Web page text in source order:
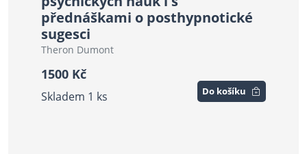
přednáškami o posthypnotické
sugesci
Theron Dumont
1500 Kč
Skladem 1 ks Do košíku